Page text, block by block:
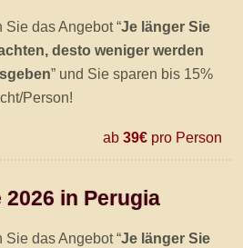
Sie das Angebot “Je länger Sie
desto weniger werden
” und Sie sparen bis 15%
Person!
ab 39€pro Person
in Perugia
Sie das Angebot “Je länger Sie